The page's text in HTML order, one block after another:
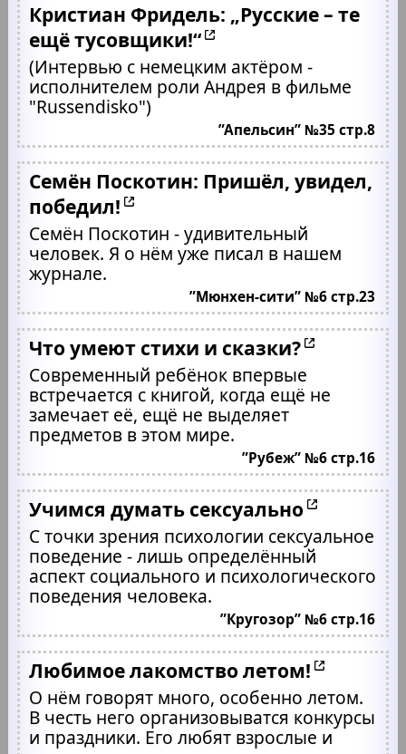
Кристиан Фридель: „Русские – те
ещё тусовщики!“
(Интервью с немецким актёром -
исполнителем роли Андрея в фильме
"Russendisko")
”Апельсин” №35 стр.8
Семён Поскотин: Пришёл, увидел,
победил!
Семён Поскотин - удивительный
человек. Я о нём уже писал в нашем
журнале.
”Мюнхен-сити” №6 стр.23
Что умеют стихи и сказки?
Современный ребёнок впервые
встречается с книгой, когда ещё не
замечает её, ещё не выделяет
предметов в этом мире.
”Рубеж” №6 стр.16
Учимся думать сексуально
С точки зрения психологии сексуальное
поведение - лишь определённый
аспект социального и психологического
поведения человека.
”Кругозор” №6 стр.16
Любимое лакомство летом!
О нём говорят много, особенно летом.
В честь него организовыватся конкурсы
и праздники. Его любят взрослые и